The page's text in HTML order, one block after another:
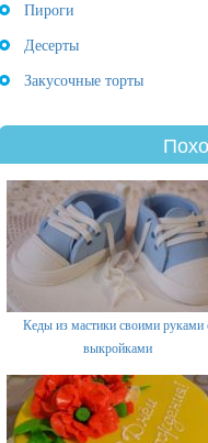
Пироги
Десерты
Закусочные торты
Кеды из мастики своими руками
выкройками